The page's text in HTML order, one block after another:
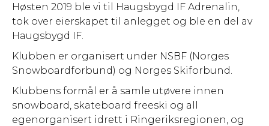
Høsten 2019 ble vi til Haugsbygd IF Adrenalin,
tok over eierskapet til anlegget og ble en del av
Haugsbygd IF.
Klubben er organisert under NSBF (Norges
Snowboardforbund) og Norges Skiforbund.
Klubbens formål er å samle utøvere innen
snowboard, skateboard freeski og all
egenorganisert idrett i Ringeriksregionen, og